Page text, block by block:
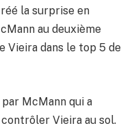
la surprise en
au deuxième
Vieira dans le top 5 de
McMann qui a
Vieira au sol.